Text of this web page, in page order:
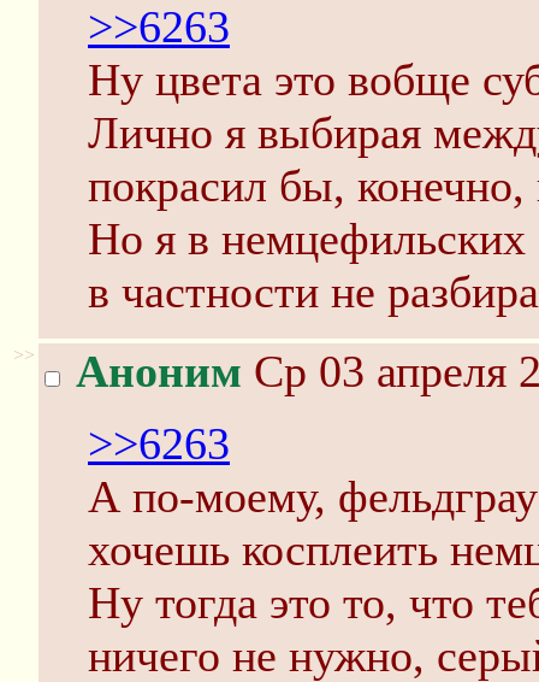
>>6263
Ну цвета это вобще
Лично я выбирая
покрасил бы,
Но я в немцефильских
в частности не
>> Аноним Ср 03 апреля
>>6263
А по-моему,
хочешь косплеить
Ну тогда это то, что
ничего не нужно,